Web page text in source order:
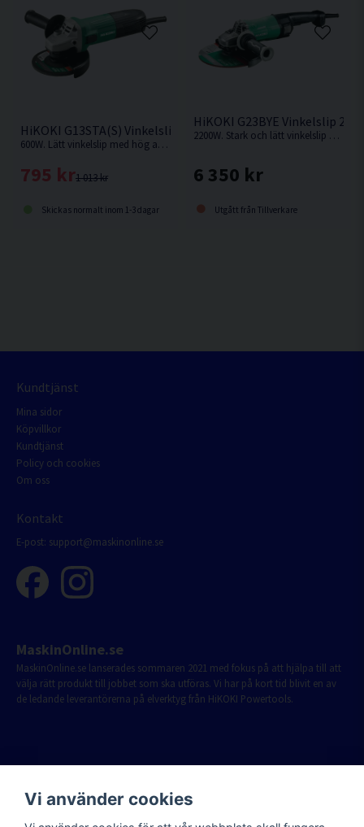
HiKOKI G13STA(S) Vinkelslip 125MM (600W)
600W. Lätt vinkelslip med hög avverkning
1 013 kr
795 kr
Skickas normalt inom 1-3 dagar
HiKOKI G23BYE Vinkelslip
2200W. Stark och lätt vinkelslip med kolborstfri motor säkerställer arbete utan avbrott.
6 350 kr
Utgått från Tillverkare
Kundtjänst
Mina sidor
Köpvillkor
Kundtjänst
Policy och cookies
Om oss
Kontakt
E-post: support@maskinonline.se
MaskinOnline.se
MaskinOnline.se lanserades sommaren 2021 med fokus på att hjälpa till att
välja rätt produkt till jobbet som ska utföras. Vi har på kort tid blivit en av
de ledande leverantörerna på elverktyg från HiKOKI Powertools.
Vi använder cookies